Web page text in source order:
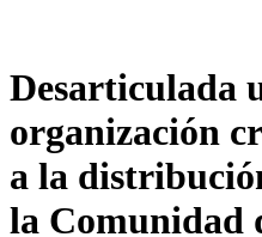
Desarticulada
organización
a la
la Comunidad